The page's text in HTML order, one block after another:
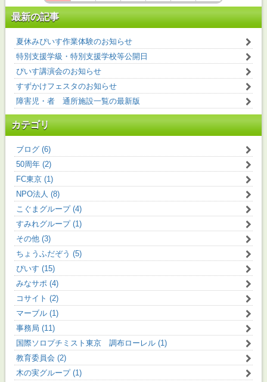
最新の記事
夏休みぴいす作業体験のお知らせ
特別支援学級・特別支援学校等公開日
ぴいす講演会のお知らせ
すずかけフェスタのお知らせ
障害児・者 通所施設一覧の最新版
カテゴリ
ブログ (6)
50周年 (2)
FC東京 (1)
NPO法人 (8)
こぐまグループ (4)
すみれグループ (1)
その他 (3)
ちょうふだぞう (5)
ぴいす (15)
みなサポ (4)
コサイト (2)
マーブル (1)
事務局 (11)
国際ソロプチミスト東京 調布ローレル (1)
教育委員会 (2)
木の実グループ (1)